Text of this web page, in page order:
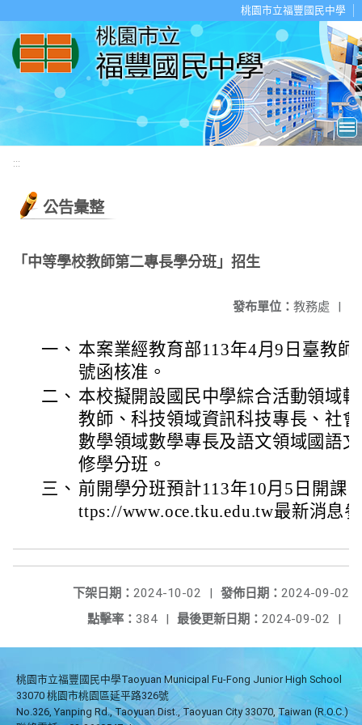
桃園市立福豐國民中學
:::
公告彙整
「中等學校教師第二專長學分班」招生
發布單位： 教務處 |
一、 本案業經教育部113年4月9日臺教
號函核准。
二、 本校擬開設國民中學綜合活動領域
教師、科技領域資訊科技專長、社
數學領域數學專長及語文領域國語
修學分班。
三、 前開學分班預計113年10月5日開課
ttps://www.oce.tku.edu.tw最新消息
發佈日期： 2024-09-02
下架日期： 2024-10-02
|
最後更新日期： 2024-09-02 |
點擊率： 384 |
桃園市立福豐國民中學Taoyuan Municipal Fu-Fong Junior High School
33070 桃園市桃園區延平路326號
No.326, Yanping Rd., Taoyuan Dist., Taoyuan City 33070, Taiwan (R.O.C.)